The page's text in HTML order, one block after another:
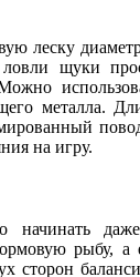
леску
щуки
металла.
на игру.
начинать
рыбу, а
сторон